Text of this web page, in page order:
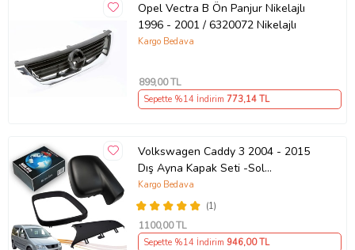
Opel Vectra B Ön Panjur Nikelajlı
1996 - 2001 / 6320072 Nikelajlı
Kargo Bedava
899,00 TL
Sepette %14 İndirim 773,14 TL
Volkswagen Caddy 3 2004 - 2015
Dış Ayna Kapak Seti -Sol
7E18575289 B9
(1)
Kargo Bedava
1100,00 TL
Sepette %14 İndirim 946,00 TL